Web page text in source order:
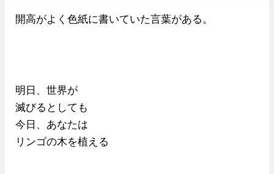
開高がよく色紙に書いていた言葉がある。
明日、世界が
滅びるとしても
今日、あなたは
リンゴの木を植える